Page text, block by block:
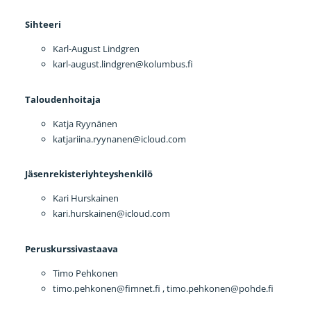
Sihteeri
Karl-August Lindgren
karl-august.lindgren@kolumbus.fi
Taloudenhoitaja
Katja Ryynänen
katjariina.ryynanen@icloud.com
Jäsenrekisteriyhteyshenkilö
Kari Hurskainen
kari.hurskainen@icloud.com
Peruskurssivastaava
Timo Pehkonen
timo.pehkonen@fimnet.fi , timo.pehkonen@pohde.fi